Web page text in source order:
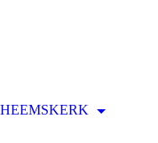
HEEMSKERK